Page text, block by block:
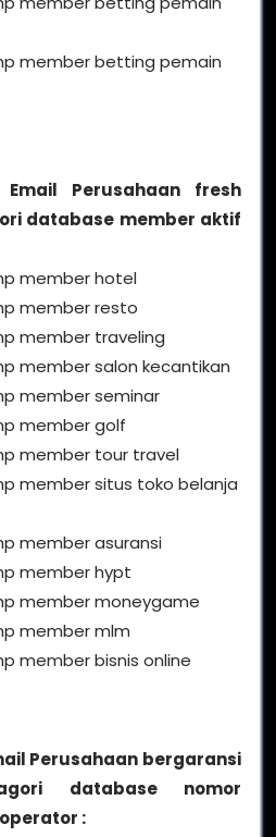
member betting pemain
Perusahaan fresh
database member aktif
member hotel
member resto
member traveling
member salon kecantikan
member seminar
member golf
member tour travel
member situs toko belanja
member asuransi
member hypt
member moneygame
member mlm
member bisnis online
Perusahaan bergaransi
database nomor
: